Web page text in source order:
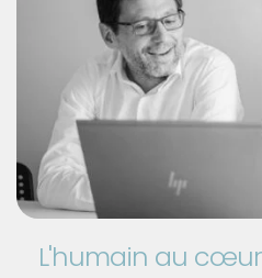
L'humain au